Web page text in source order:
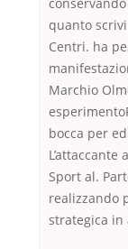
quanto
Centri. ha
Marchio
bocca per
Sport al.
realizzando
strategica in